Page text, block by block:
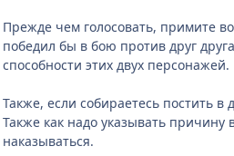
Прежде чем голосовать, примите
победил бы в бою против друг
способности этих двух персонажей.
Также, если собираетесь постить
Также как надо указывать
наказываться.